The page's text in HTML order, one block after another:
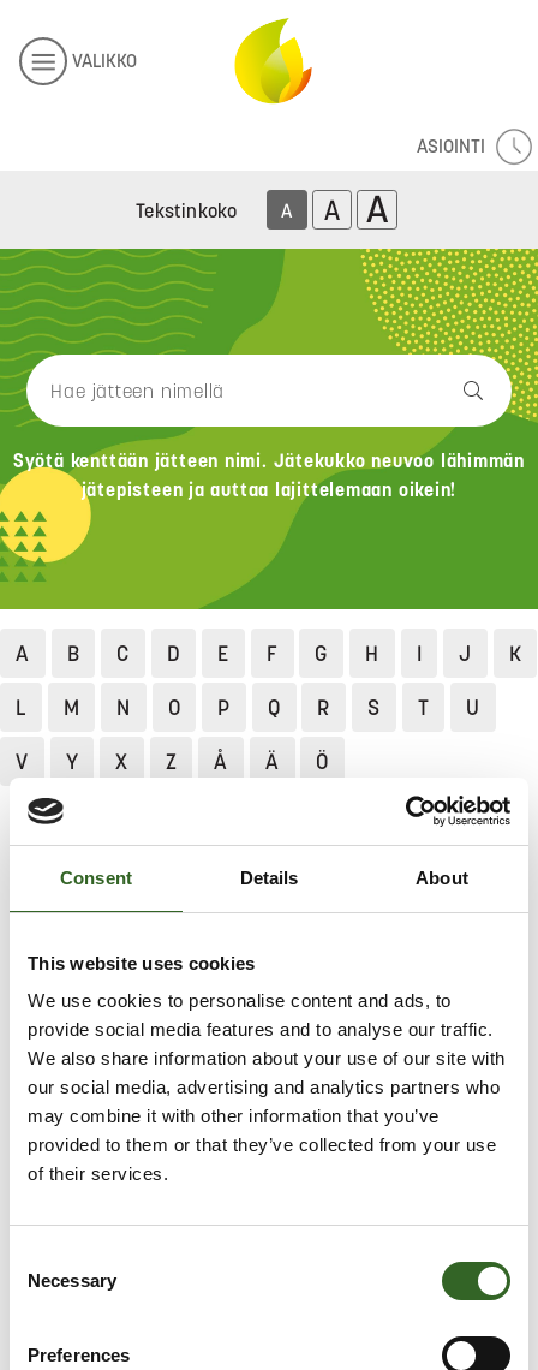
Consent Details About
This website uses cookies
We use cookies to personalise content and ads, to
provide social media features and to analyse our traffic.
We also share information about your use of our site with
our social media, advertising and analytics partners who
may combine it with other information that you’ve
provided to them or that they’ve collected from your use
of their services.
Selection
Necessary
Preferences
VALIKKO
ASIOINTI
Tekstinkoko A A A
Syötä kenttään jätteen nimi. Jätekukko neuvoo lähimmän
jätepisteen ja auttaa lajittelemaan oikein!
A B C D E F G H I J
K
L
M N O P Q R S T
U
V
Y X Z Å Ä Ö
Jätekukko
Lajittelun ABC
Hirven ruho
Lue luonnonvaraisten eläinten hävittämisestä sekä
hautaamisestaRuokaviraston sivuilla.
LAJITTELUOHJEET
Tarkista jätelajikohtaiset